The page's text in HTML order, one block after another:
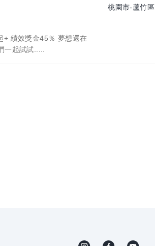
桃園市-蘆竹區
+ 績效獎金45％ 夢想還在
起試試.....